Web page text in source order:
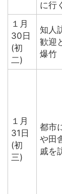
に行く
１月
30日
(初
二)
知人
歓迎
爆竹
１月
31日
(初
三)
都市
や田
戚を